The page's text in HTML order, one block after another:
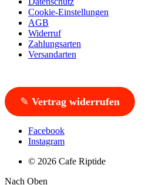
Cookie-Einstellungen
AGB
Widerruf
Zahlungsarten
Versandarten
✎ Vertrag widerrufen
Facebook
Instagram
© 2026 Cafe Riptide
Nach Oben